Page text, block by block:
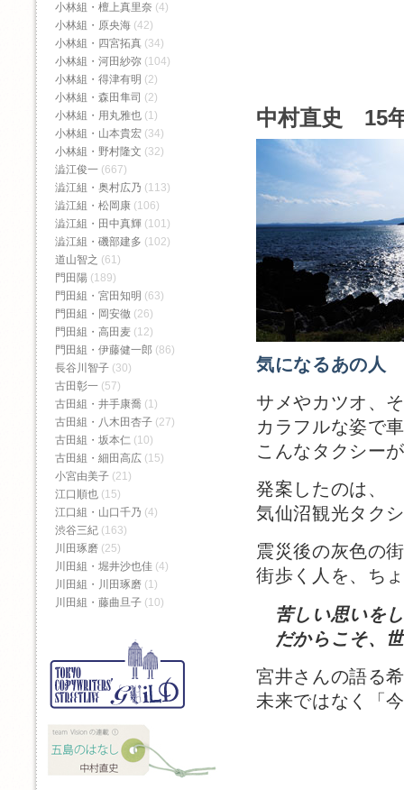
中村直史 15
気になるあの人
サメやカツオ、
カラフルな姿で
こんなタクシー
発案したのは、
気仙沼観光タク
震災後の灰色の
街歩く人を、ち
苦しい思いを
だからこそ、
宮井さんの語る
未来ではなく「
小林組・檀上真里奈 (4)
小林組・原央海 (42)
小林組・四宮拓真 (34)
小林組・河田紗弥 (104)
小林組・得津有明 (2)
小林組・森田隼司 (2)
小林組・用丸雅也 (1)
小林組・山本貴宏 (34)
小林組・野村隆文 (32)
澁江俊一 (667)
澁江組・奥村広乃 (113)
澁江組・松岡康 (106)
澁江組・田中真輝 (101)
澁江組・磯部建多 (102)
道山智之 (61)
門田陽 (189)
門田組・宮田知明 (63)
門田組・岡安徹 (26)
門田組・高田麦 (12)
門田組・伊藤健一郎 (86)
長谷川智子 (30)
古田彰一 (57)
古田組・井手康喬 (1)
古田組・八木田杏子 (27)
古田組・坂本仁 (10)
古田組・細田高広 (15)
小宮由美子 (21)
江口順也 (15)
江口組・山口千乃 (4)
渋谷三紀 (163)
川田琢磨 (25)
川田組・堀井沙也佳 (4)
川田組・川田琢磨 (1)
川田組・藤曲旦子 (10)